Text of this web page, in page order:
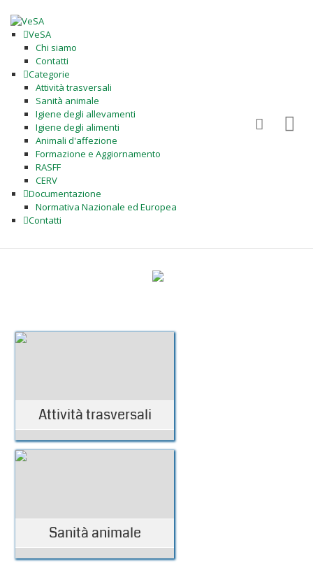
VeSA
Chi siamo
Contatti
Categorie
Attività trasversali
Sanità animale
Igiene degli allevamenti
Igiene degli alimenti
Animali d'affezione
Formazione e Aggiornamento
RASFF
CERV
Documentazione
Normativa Nazionale ed Europea
Contatti
Attività trasversali
Sanità animale